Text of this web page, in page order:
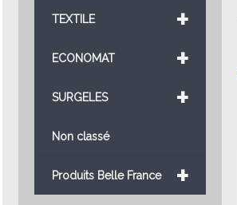
+
TEXTILE
+
ECONOMAT
+
SURGELES
Non classé
+
Produits Belle France